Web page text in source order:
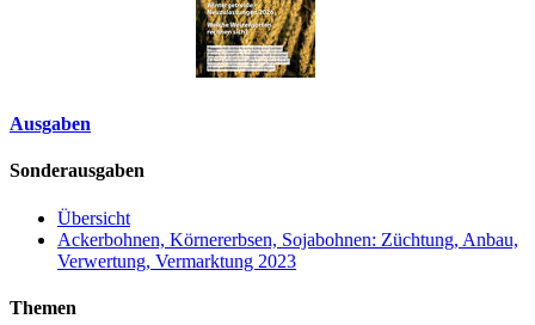
Ausgaben
Sonderausgaben
Übersicht
Ackerbohnen, Körnererbsen, Sojabohnen: Züchtung, Anbau,
Verwertung, Vermarktung 2023
Themen